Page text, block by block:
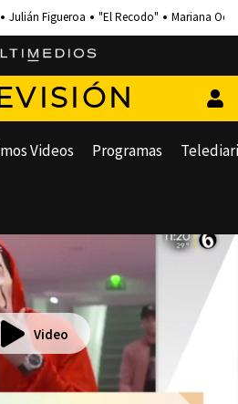
Julián Figueroa "El Recodo" Mariana
Videos Programas
Video